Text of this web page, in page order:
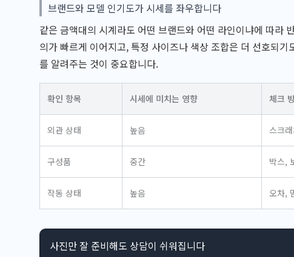
브랜드와 모델 인기도가 시세를 좌우합니다
같은 금액대의 시계라도 어떤 브랜드와 어떤 라인이냐에 따라
의가 빠르게 이어지고, 특정 사이즈나 색상 조합은 더 선호되
를 알려주는 것이 중요합니다.
확인 항목 시세에 미치는 영향 체크
외관 상태 높음 스크
구성품 중간 박스,
작동 상태 높음 오차,
사진만 잘 준비해도 상담이 쉬워집니다